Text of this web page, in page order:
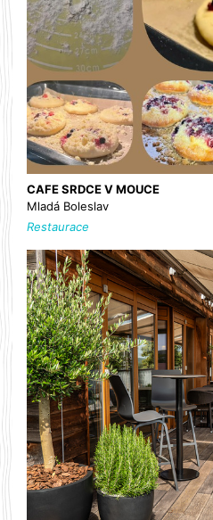
CAFE SRDCE V MOUCE
Mladá Boleslav
Restaurace